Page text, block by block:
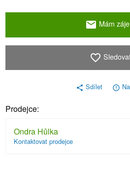
email Mám
favorite_border
share Sdílet error_outline
Prodejce:
Ondra Hůlka
Kontaktovat prodejce